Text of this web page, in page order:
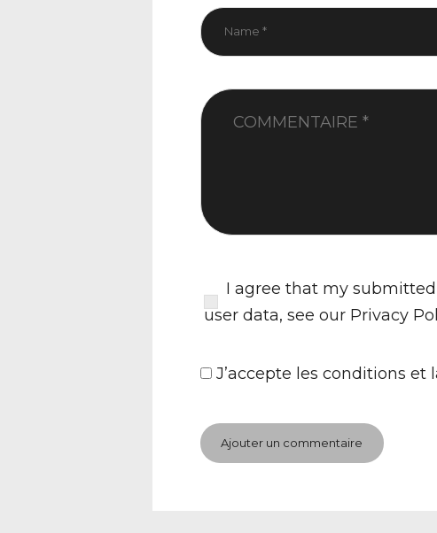
I agree that my
user data, see our Privacy
J’accepte les conditions et